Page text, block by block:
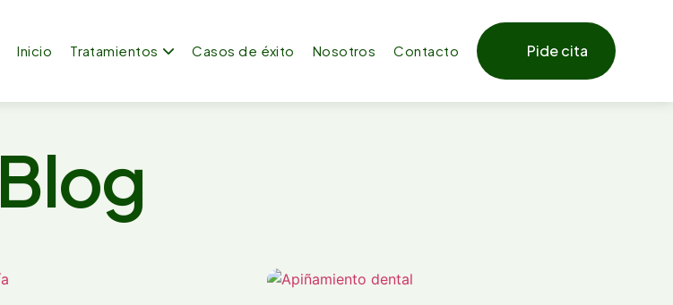
Inicio Tratamientos Casos de éxito Nosotros Contacto Pide cita
Blog